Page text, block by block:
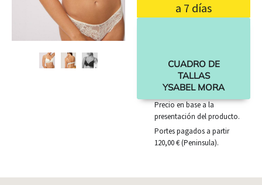
a 7 días
CUADRO DE
TALLAS
YSABEL MORA
Precio en base a la
presentación del producto.
Portes pagados a partir
120,00 € (Peninsula).